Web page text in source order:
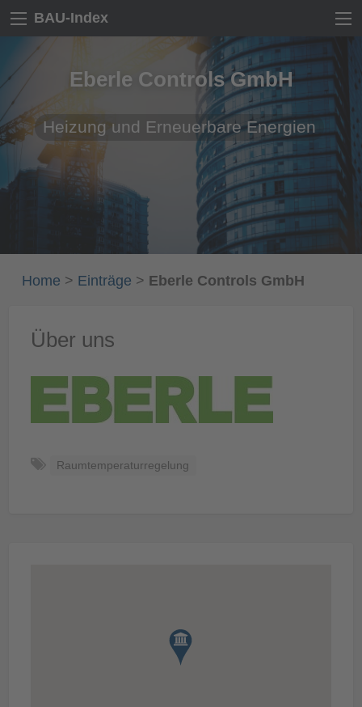
BAU-Index
Eberle Controls GmbH
Heizung und Erneuerbare Energien
Home > Einträge > Eberle Controls GmbH
Über uns
Raumtemperaturregelung